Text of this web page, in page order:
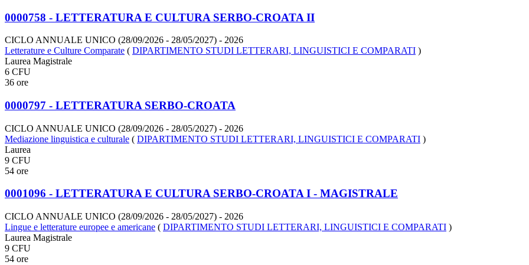
0000758 - LETTERATURA E CULTURA SERBO-CROATA II
CICLO ANNUALE UNICO (28/09/2026 - 28/05/2027) - 2026
Letterature e Culture Comparate ( DIPARTIMENTO STUDI LETTERARI, LINGUISTICI E COMPARATI )
Laurea Magistrale
6 CFU
36 ore
0000797 - LETTERATURA SERBO-CROATA
CICLO ANNUALE UNICO (28/09/2026 - 28/05/2027) - 2026
Mediazione linguistica e culturale ( DIPARTIMENTO STUDI LETTERARI, LINGUISTICI E COMPARATI )
Laurea
9 CFU
54 ore
0001096 - LETTERATURA E CULTURA SERBO-CROATA I - MAGISTRALE
CICLO ANNUALE UNICO (28/09/2026 - 28/05/2027) - 2026
Lingue e letterature europee e americane ( DIPARTIMENTO STUDI LETTERARI, LINGUISTICI E COMPARATI )
Laurea Magistrale
9 CFU
54 ore